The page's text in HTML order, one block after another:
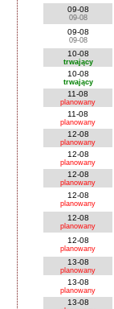
09-08
09-08
09-08
09-08
10-08
trwający
10-08
trwający
11-08
planowany
11-08
planowany
12-08
planowany
12-08
planowany
12-08
planowany
12-08
planowany
12-08
planowany
12-08
planowany
13-08
planowany
13-08
planowany
13-08